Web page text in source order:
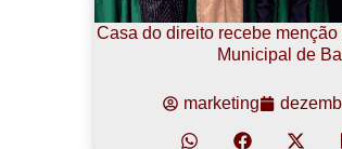
Casa do direito recebe
Municipal de
marketing